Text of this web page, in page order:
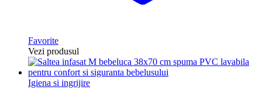
Favorite
Vezi produsul
Igiena si ingrijire